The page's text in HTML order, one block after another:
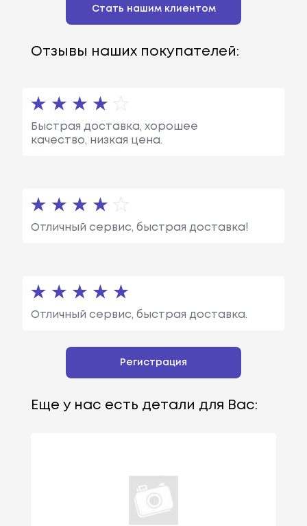
Стать нашим клиентом
Отзывы наших покупателей:
Быстрая доставка, хорошее
качество, низкая цена.
Отличный сервис, быстрая доставка!
Отличный сервис, быстрая доставка.
Регистрация
Еще у нас есть детали для Вас: